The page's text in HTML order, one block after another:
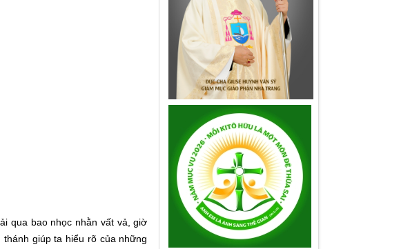
qua bao nhọc nhằn vất vả, giờ
giúp ta hiểu rõ của những